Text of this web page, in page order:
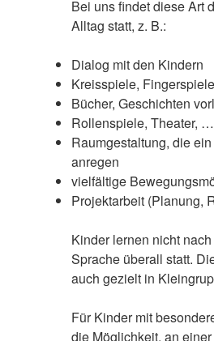
Bei uns findet diese Art
Alltag statt, z. B.:
Dialog mit den Kindern
Kreisspiele,
Bücher, Geschichten
Rollenspiele, Theater, …
Raumgestaltung, die
anregen
vielfältige
Projektarbeit (Planung,
Kinder lernen nicht
Sprache überall statt.
auch gezielt in
Für Kinder mit
die Möglichkeit, an